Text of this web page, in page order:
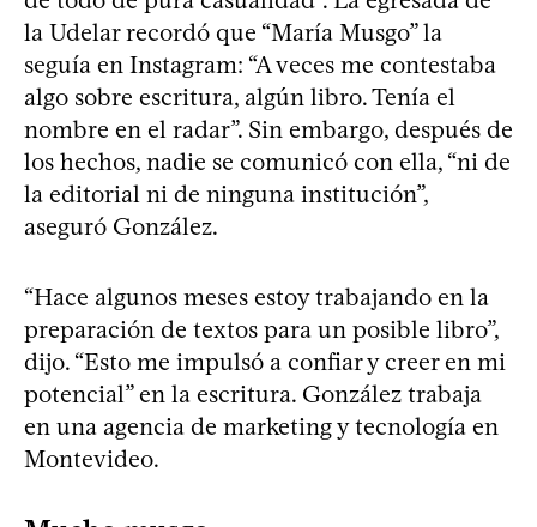
la Udelar recordó que “María Musgo” la
seguía en Instagram: “A veces me contestaba
algo sobre escritura, algún libro. Tenía el
nombre en el radar”. Sin embargo, después de
los hechos, nadie se comunicó con ella, “ni de
la editorial ni de ninguna institución”,
aseguró González.
“Hace algunos meses estoy trabajando en la
preparación de textos para un posible libro”,
dijo. “Esto me impulsó a confiar y creer en mi
potencial” en la escritura. González trabaja
en una agencia de marketing y tecnología en
Montevideo.